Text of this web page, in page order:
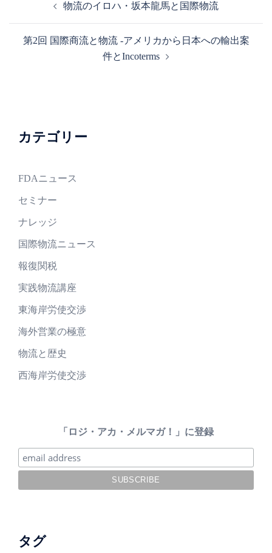
ビ
ン
物流のイロハ・坂本龍馬と国際物流
第2回 国際商流と物流 -アメリカから日本への輸出案
件とIncoterms
カテゴリー
FDAニュース
セミナー
ナレッジ
国際物流ニュース
報復関税
実践物流講座
東海岸労使交渉
海外営業の極意
物流と歴史
西海岸労使交渉
「ロジ・アカ・メルマガ！」に登録
タグ